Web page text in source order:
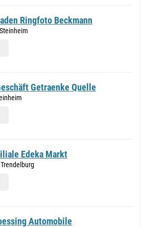
Ringfoto Beckmann
Getraenke Quelle
Edeka Markt
Automobile